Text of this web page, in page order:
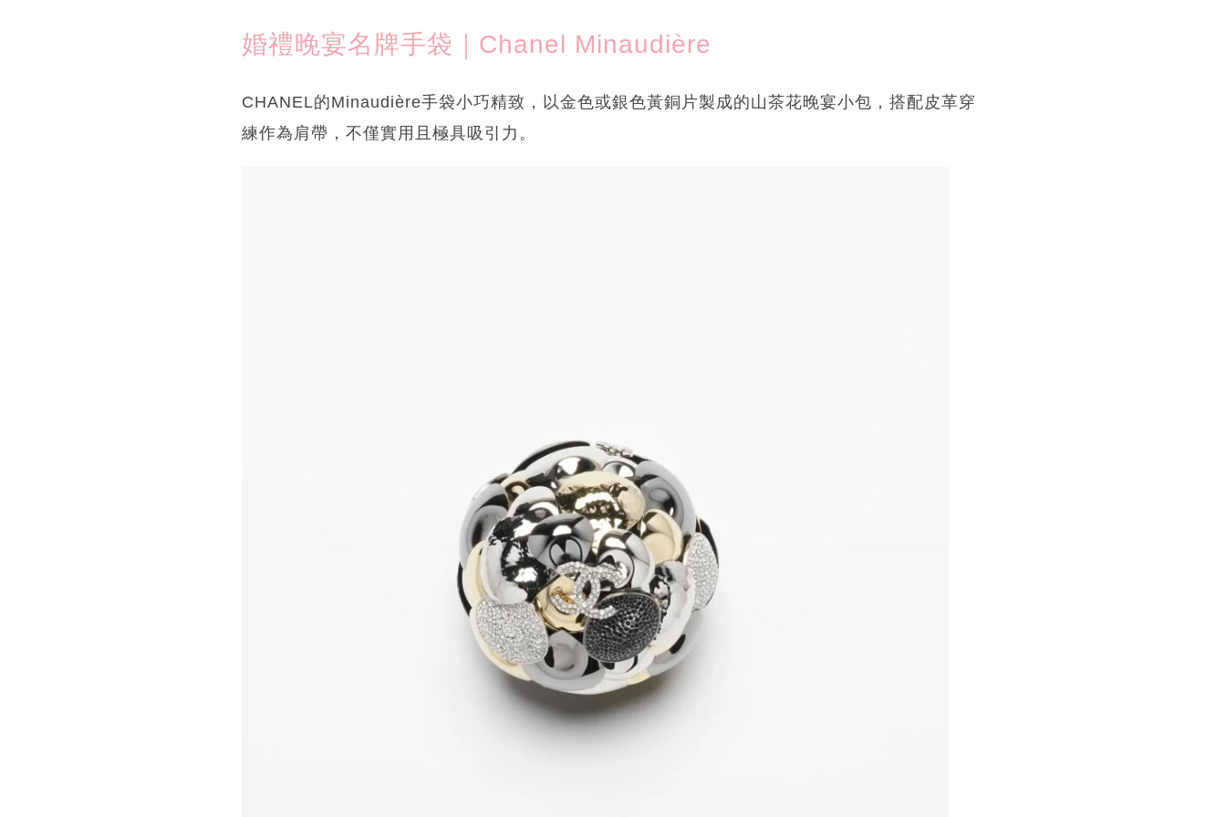
婚禮晚宴名牌手袋｜Chanel Minaudière
CHANEL的Minaudière手袋小巧精致，以金色或銀色黃銅片製成的山茶花晚宴小包，搭配皮革穿
練作為肩帶，不僅實用且極具吸引力。